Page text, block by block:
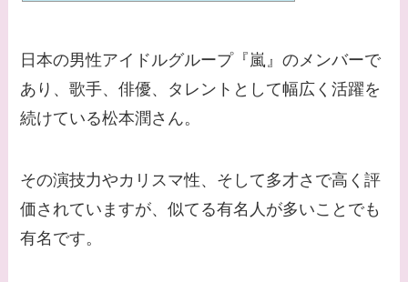
【画像】早乙女友貴と
【画像】松田賢二と辺
日本の男性アイドルグループ『嵐』のメンバーで
あり、歌手、俳優、タレントとして幅広く活躍を
続けている松本潤さん。
その演技力やカリスマ性、そして多才さで高く評
価されていますが、似てる有名人が多いことでも
有名です。